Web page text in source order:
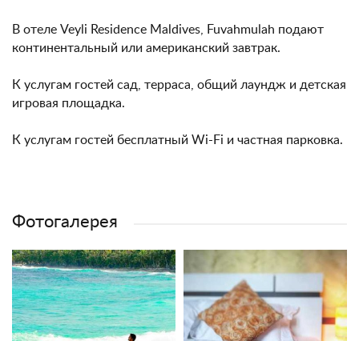
В отеле Veyli Residence Maldives, Fuvahmulah подают
континентальный или американский завтрак.
К услугам гостей сад, терраса, общий лаундж и детская
игровая площадка.
К услугам гостей бесплатный Wi-Fi и частная парковка.
Фотогалерея